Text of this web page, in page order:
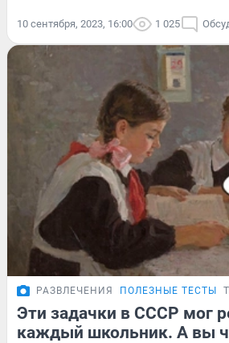
10 сентября, 2023, 16:00 1 025
РАЗВЛЕЧЕНИЯ ПОЛЕЗНЫЕ ТЕСТЫ
Эти задачки в СССР мог
каждый школьник. А вы